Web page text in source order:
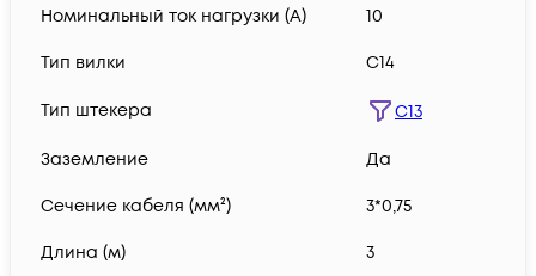
Номинальный ток нагрузки (А) 10
Тип вилки C14
Тип штекера C13
Заземление Да
Сечение кабеля (мм²) 3*0,75
Длина (м) 3